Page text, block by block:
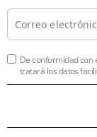
De conformidad con
tratará los datos